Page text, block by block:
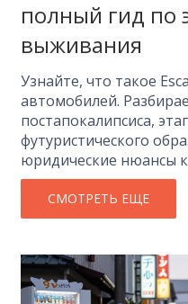
полный гид по
выживания
Узнайте, что такое
автомобилей.
постапокалипсиса,
футуристического
юридические нюансы
СМОТРЕТЬ ЕЩЕ